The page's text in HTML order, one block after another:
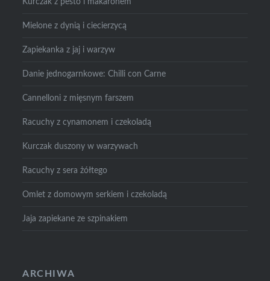
Mielone z dynią i ciecierzycą
Zapiekanka z jaj i warzyw
Danie jednogarnkowe: Chilli con Carne
Cannelloni z mięsnym farszem
Racuchy z cynamonem i czekoladą
Kurczak duszony w warzywach
Racuchy z sera żółtego
Omlet z domowym serkiem i czekoladą
Jaja zapiekane ze szpinakiem
ARCHIWA